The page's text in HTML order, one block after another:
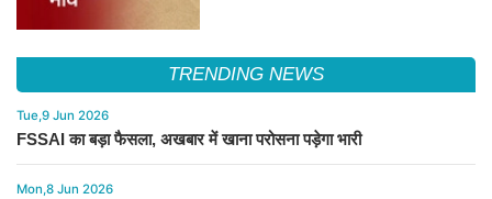
TRENDING NEWS
Tue,9 Jun 2026
FSSAI का बड़ा फैसला, अखबार में खाना परोसना पड़ेगा भारी
Mon,8 Jun 2026